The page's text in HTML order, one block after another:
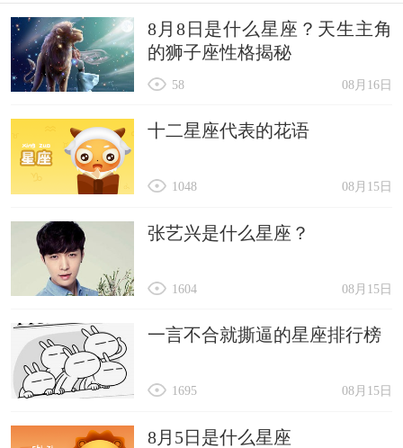
8月8日是什么星座？天生主角
的狮子座性格揭秘
08月16日
58
十二星座代表的花语
08月15日
1048
张艺兴是什么星座？
08月15日
1604
一言不合就撕逼的星座排行榜
08月15日
1695
8月5日是什么星座